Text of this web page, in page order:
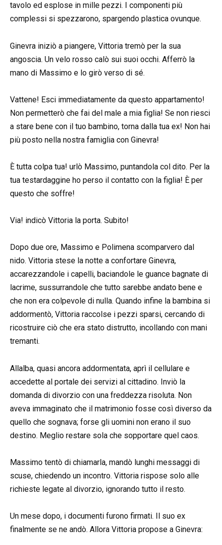
tavolo ed esplose in mille pezzi. I componenti più
complessi si spezzarono, spargendo plastica ovunque.
Ginevra iniziò a piangere, Vittoria tremò per la sua
angoscia. Un velo rosso calò sui suoi occhi. Afferrò la
mano di Massimo e lo girò verso di sé.
Vattene! Esci immediatamente da questo appartamento!
Non permetterò che fai del male a mia figlia! Se non riesci
a stare bene con il tuo bambino, torna dalla tua ex! Non hai
più posto nella nostra famiglia con Ginevra!
È tutta colpa tua! urlò Massimo, puntandola col dito. Per la
tua testardaggine ho perso il contatto con la figlia! È per
questo che soffre!
Via! indicò Vittoria la porta. Subito!
Dopo due ore, Massimo e Polimena scomparvero dal
nido. Vittoria stese la notte a confortare Ginevra,
accarezzandole i capelli, baciandole le guance bagnate di
lacrime, sussurrandole che tutto sarebbe andato bene e
che non era colpevole di nulla. Quando infine la bambina si
addormentò, Vittoria raccolse i pezzi sparsi, cercando di
ricostruire ciò che era stato distrutto, incollando con mani
tremanti.
Allalba, quasi ancora addormentata, aprì il cellulare e
accedette al portale dei servizi al cittadino. Inviò la
domanda di divorzio con una freddezza risoluta. Non
aveva immaginato che il matrimonio fosse così diverso da
quello che sognava; forse gli uomini non erano il suo
destino. Meglio restare sola che sopportare quel caos.
Massimo tentò di chiamarla, mandò lunghi messaggi di
scuse, chiedendo un incontro. Vittoria rispose solo alle
richieste legate al divorzio, ignorando tutto il resto.
Un mese dopo, i documenti furono firmati. Il suo ex
finalmente se ne andò. Allora Vittoria propose a Ginevra: